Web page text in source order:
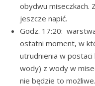
obydwu miseczkach.
jeszcze napić.
Godz. 17:20:
ostatni moment, w
utrudnienia w postaci
wody) z wody w
nie będzie to możliwe.